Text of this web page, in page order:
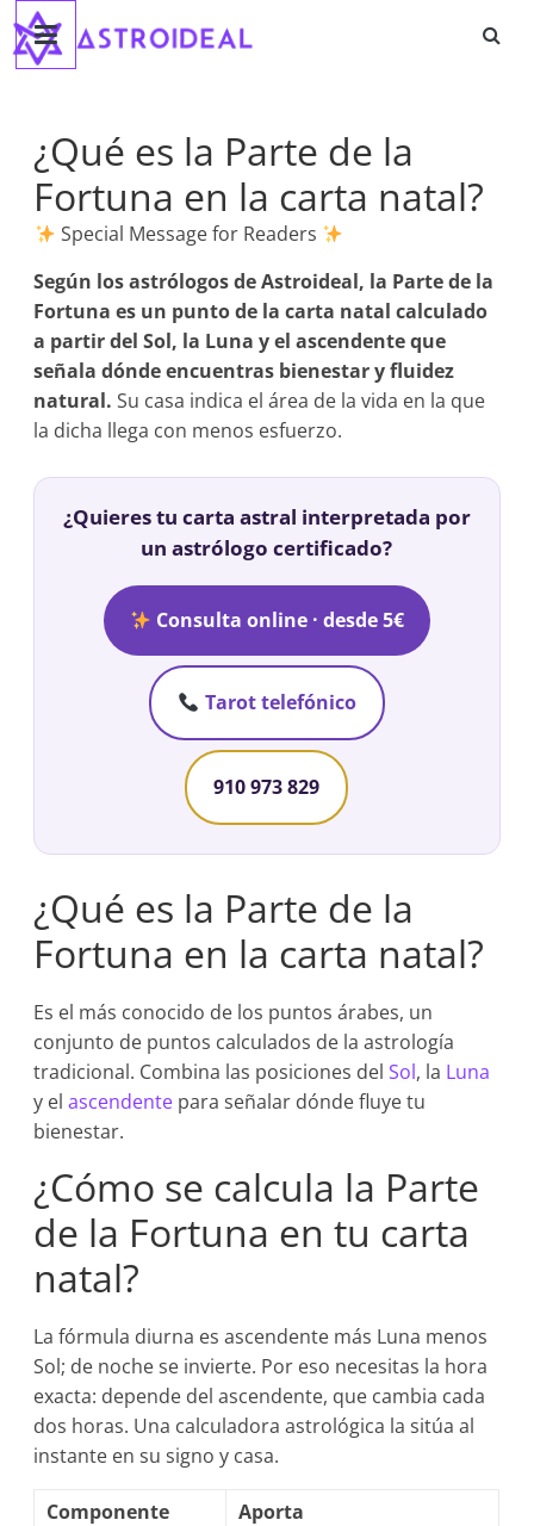
Saltar
contenido
Astroideal
¿Qué es la Parte de la
Fortuna en la carta natal?
Special Message for Readers
Según los astrólogos de Astroideal, la Parte de la
Fortuna es un punto de la carta natal calculado
a partir del Sol, la Luna y el ascendente que
señala dónde encuentras bienestar y fluidez
natural. Su casa indica el área de la vida en la que
la dicha llega con menos esfuerzo.
¿Quieres tu carta astral interpretada por
un astrólogo certificado?
Consulta online · desde 5€
Tarot telefónico
910 973 829
¿Qué es la Parte de la
Fortuna en la carta natal?
Es el más conocido de los puntos árabes, un
conjunto de puntos calculados de la astrología
tradicional. Combina las posiciones delSol, la Luna
y elascendente para señalar dónde fluye tu
bienestar.
¿Cómo se calcula la Parte
de la Fortuna en tu carta
natal?
La fórmula diurna es ascendente más Luna menos
Sol; de noche se invierte. Por eso necesitas la hora
exacta: depende del ascendente, que cambia cada
dos horas. Una calculadora astrológica la sitúa al
instante en su signo y casa.
Componente
Aporta